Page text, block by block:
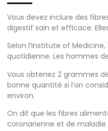
Vous devez inclure des
digestif sain et efficace.
Selon l’Institute of
quotidienne. Les hommes
Vous obtenez 2 grammes
bonne quantité si l’on
environ.
On dit que les fibres
coronarienne et de